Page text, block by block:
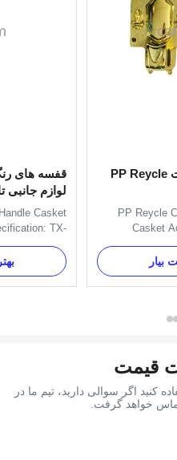
لوازم جانبی تابوت تزئینی تابوت PP Reycle
PP Reycle
Casket
metal casket
بیار
قفسه های
لوازم جانبی
Casket
TX-
a set. Those
Name TX-
Silver, Brass
confirmed
قیمت
کنید اگر سوالی دارید، تیم ما در
خواهد گرفت.